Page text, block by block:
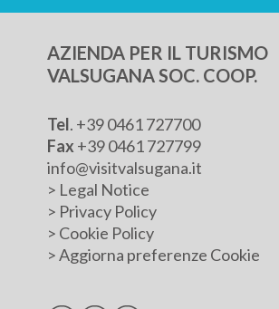
AZIENDA PER IL TURISMO
VALSUGANA SOC. COOP.
Tel. +39 0461 727700
Fax +39 0461 727799
info@visitvalsugana.it
> Legal Notice
> Privacy Policy
> Cookie Policy
>Aggiorna preferenze Cookie